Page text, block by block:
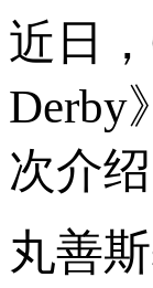
近日
Derby
次介
丸善